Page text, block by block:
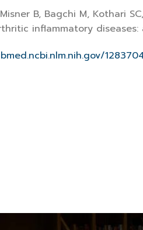
B, Bagchi M, Kothari
inflammatory diseases: